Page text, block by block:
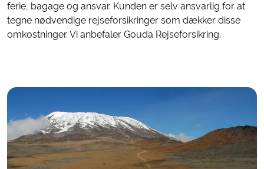
ferie, bagage og ansvar. Kunden er selv ansvarlig for at
tegne nødvendige rejseforsikringer som dækker disse
omkostninger. Vi anbefaler Gouda Rejseforsikring.